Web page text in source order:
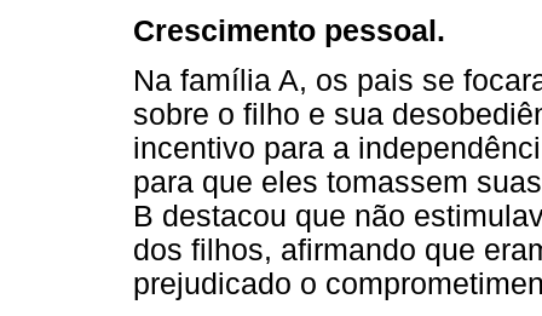
Crescimento pessoal.
Na família A, os pais se
sobre o filho e sua
incentivo para a
para que eles tomassem
B destacou que não
dos filhos, afirmando que
prejudicado o